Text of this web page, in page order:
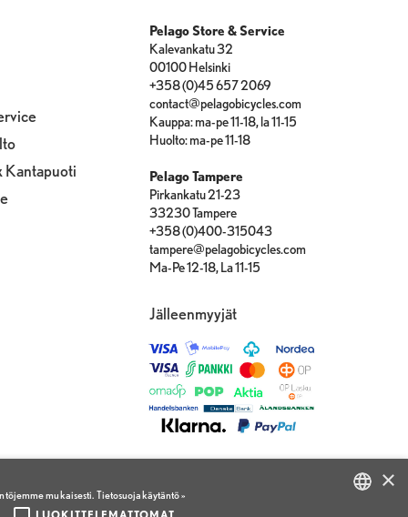
Kantapuoti
Pelago Store & Service
Kalevankatu 32
00100 Helsinki
+358 (0)45 657 2069
contact@pelagobicycles.com
Kauppa: ma-pe 11-18, la 11-15
Huolto: ma-pe 11-18
Pelago Tampere
Pirkankatu 21-23
33230 Tampere
+358 (0)400-315043
tampere@pelagobicycles.com
Ma-Pe 12-18, La 11-15
Jälleenmyyjät
×
mukaisesti. Tietosuojakäytäntö »